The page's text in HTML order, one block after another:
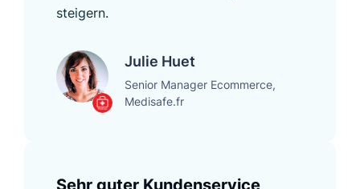
steigern.
Julie Huet
Senior Manager Ecommerce,
Medisafe.fr